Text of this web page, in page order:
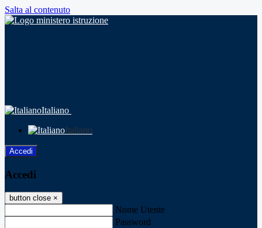
Salta al contenuto
Italiano
Italiano
Accedi
Accedi
button close ×
Nome Utente
Password